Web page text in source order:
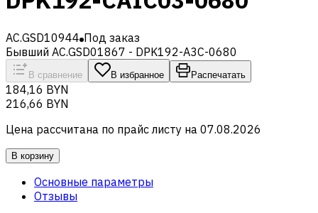
AC.GSD10944 Под заказ
Бывший AC.GSD01867 - DPK192-A3C-0680
В сравнение В избранное Распечатать
184,16 BYN
216,66 BYN
Цена рассчитана по прайс листу на 07.08.2026
В корзину
Основные параметры
Отзывы